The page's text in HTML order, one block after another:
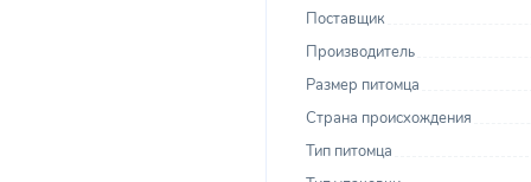
Поставщик
Производитель
Размер питомца
Страна происхождения
Тип питомца